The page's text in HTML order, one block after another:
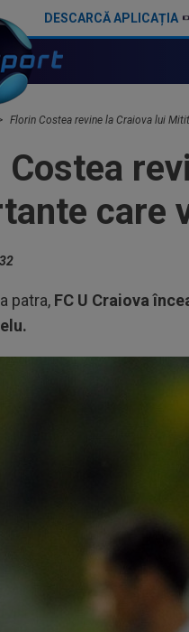
DESCARCĂ APLICAȚIA
Florin Costea revine la Craiova lui
Costea
care
patra, FC U Craiova